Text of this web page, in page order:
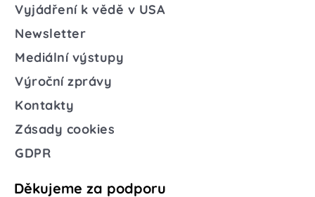
Vyjádření k vědě v USA
Newsletter
Mediální výstupy
Výroční zprávy
Kontakty
Zásady cookies
GDPR
Děkujeme za podporu